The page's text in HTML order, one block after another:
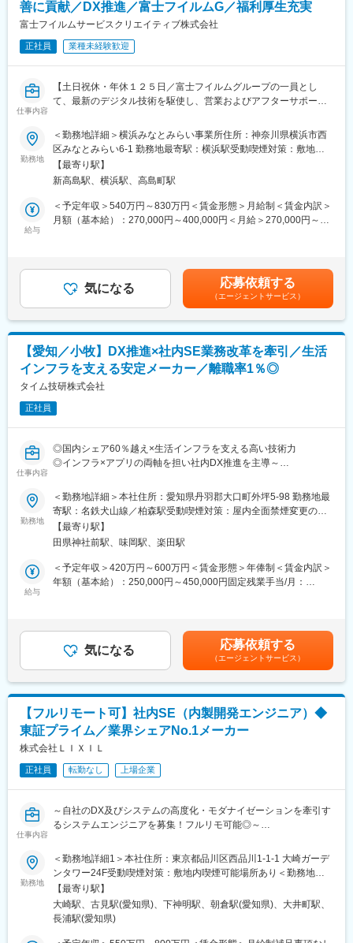
（2）次世代システムへの刷新を進めており、新しい技術に積極的
に挑戦することができます。エンジニアとして成長を感じること
ができます。
を上司との面談で叶えていくことができます。
・データ活用基盤（データ一元化、データマート等）の整備・改
善
検討・実行
・情報インフラ（サーバー、ネットワーク等）の運用管理および
・AI/分析ツールを活用した業務改善・品質向上の検討（PoC含
む）
務
※チームには10名程度が在籍をしております。(派遣社員含)
※年に数回、国内での出張が発生する可能性があります。
※勤務地は船橋がメインとなります。
■製品について：
国内では6社のみ生産している半導体の基板材料であるシリコンウ
■同社の強み：
セメントの3大大手企業の1社ですが、その中で培った粒子合成技
術を活かして、化粧品材料から半導体製造装置用部品まで、さま
ざまな分野に製品を提供しております。セメントという安定した
事業を基盤に多角的に事業を行っており、特に静電チャック事業
は、リソース集中投入による事業拡大を進めています。
変更の範囲：会社の定める業務
善に貢献／DX推進／富士フイルムG／福利厚生充実
富士フイルムサービスクリエイティブ株式会社
正社員 業種未経験歓迎
仕事内容
【土日祝休・年休１２５日／富士フイルムグループの一員とし
て、最新のデジタル技術を駆使し、営業およびアフターサポート
ート週２／働きやすい環境】
■募集背景：
当社は富士フイルムグループの営業サポート、およびアフターサ
ポートのコンタクトセンター機能（製品メンテナンス受付、消耗
品受注、ソリューション&サービスヘルプデスク、製品のネットワ
ーク監視等）を支える部門として、新たな価値を創造し、かつ
様々なサポート・サービスをワンストップでご提供できる体制を
点から活動を推進する新メンバーを募集いたします。
■業務内容：
姿(To-Be)からの業務プロセス変革をおこなう事で、サービス品質
および生産性の向上に貢献する業務です。
営業サポート、およびアフターサポートコンタクトセンターの業
セス改善をお任せします。割合としては既存業務の改善活動が多
く、保守運用がメインとなっているため、一度対応して終了では
大まかにはRPA・VBA・オープン系言語等を用いて対応する人員
と、システムを用いて対応する人員に分かれておりますが、ご経
※システム開発の実作業は基本的に外注しておりますが、チーム内
で対応するケースもあります。
※案件の規模によって、ご自身がシステム開発（手を動かすこと）
できます。
※上記の言語の経験がない方でも、バックエンド開発の経験がある
方は言語問わず歓迎
■組織構成
30代～40代の社員が在籍
※中途入社者もおり、中途社員も馴染みやすい環境です。問題が発
生した際にはチーム一丸となり協力して解決する風土がありま
す。
変更の範囲：会社の定める業務
勤務地
＜勤務地詳細＞横浜みなとみらい事業所住所：神奈川県横浜市西
区みなとみらい6-1 勤務地最寄駅：横浜駅受動喫煙対策：敷地内
全面禁煙変更の範囲：会社の定める事業所（リモートワーク含
む）
【最寄り駅】
新高島駅、横浜駅、高島町駅
給与
＜予定年収＞540万円～830万円＜賃金形態＞月給制＜賃金内訳＞
月額（基本給）：270,000円～400,000円＜月給＞270,000円～
あり、選考を通じて上下する可能性があります。月給(月額)は固定
手当を含めた表記です。
気になる 応募依頼する
（エージェントサービス）
【愛知／小牧】DX推進×社内SE業務改革を牽引／生活
インフラを支える安定メーカー／離職率1％◎
タイム技研株式会社
正社員
仕事内容
◎国内シェア60％越え×生活インフラを支える高い技術力
◎インフラ×アプリの両軸を担い社内DX推進を主導～
■募集背景
当社は国内シェアトップのバルブメーカーです。近年、電動化需
要の高まりに伴い、メカトロニクス事業部の売上が好調であり、
2026年までに売上を倍増させることを目標としています。
そのため、生産性向上を目指して社内のDX推進に力を入れてお
り、更なる推進のためにご協力いただける方を募集しています。
■仕事内容
テムの改善に関して経営陣に提案をするなど、上流工程から携わ
ることもできます。
・情報セキュリティの強化、データ活用環境の構築、業務改革を
・基幹システムの運用、保守／情報セキュリティ対策の推進
・業務改善提案とそれに伴うシステム対応パソコン入替に伴う各
種設定
・次期基幹システムの構想作成
ワークに接続している全ての機器に関する業務を担当頂きます
※適性・経験に合わせて、業務をお任せしますのでご安心くださ
■開発環境について
OS：Windows
言語：VB.net／DB:Oracle／SQLServer
勤務地
＜勤務地詳細＞本社住所：愛知県丹羽郡大口町外坪5-98 勤務地最
寄駅：名鉄犬山線／柏森駅受動喫煙対策：屋内全面禁煙変更の範
囲：会社の定める事業所
【最寄り駅】
田県神社前駅、味岡駅、楽田駅
給与
＜予定年収＞420万円～600万円＜賃金形態＞年俸制＜賃金内訳＞
年額（基本給）：250,000円～450,000円固定残業手当/月：
給与補足＞■昇給：有 （年1回の評価に準じる）■決算賞与あり※本
採用後1年経過後より対象賃金はあくまでも目安の金額であり、選
考を通じて上下する可能性があります。月給(月額)は固定手当を含
めた表記です。
気になる 応募依頼する
（エージェントサービス）
【フルリモート可】社内SE（内製開発エンジニア）◆
東証プライム／業界シェアNo.1メーカー
株式会社ＬＩＸＩＬ
正社員 転勤なし 上場企業
仕事内容
～自社のDX及びシステムの高度化・モダナイゼーションを牽引す
るシステムエンジニアを募集！フルリモ可能◎～
■業務内容：
ご経験や適性、志向性に応じて、以下のいずれかのシステム開
発・運用・保守、およびモダナイゼーション業務へアサインされ
ます。どのポジションも「作って終わり」ではなく、アジャイル
（スクラム）フレームワークを活用し、ビジネスの現場の声を聴
きながら、生成AIやテスト自動化などの最新技術を用いてシステ
ムを改善し続けていく、非常にやりがいの大きなフェーズです。※
勤務地
＜勤務地詳細1＞本社住所：東京都品川区西品川1-1-1 大崎ガーデ
ンタワー24F受動喫煙対策：敷地内喫煙可能場所あり＜勤務地詳
細2＞知多工場住所：愛知県知多市北浜町25-7 勤務地最寄駅：名
鉄空港線／古見駅受動喫煙対策：屋内全面禁煙変更の範囲：会社
の定める事業所（リモートワーク含む）
【最寄り駅】
大崎駅、古見駅(愛知県)、下神明駅、朝倉駅(愛知県)、大井町駅、
長浦駅(愛知県)